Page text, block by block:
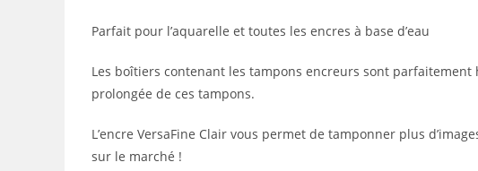
Parfait pour l’aquarelle et toutes les encres à base d’eau
Les boîtiers contenant les tampons encreurs sont
prolongée de ces tampons.
L’encre VersaFine Clair vous permet de tamponner plus
sur le marché !